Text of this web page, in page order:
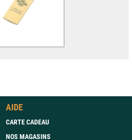
AIDE
CARTE CADEAU
NOS MAGASINS